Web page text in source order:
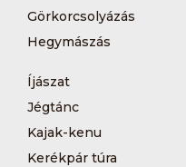
Görkorcsolyázás
Hegymászás
Íjászat
Jégtánc
Kajak-kenu
Kerékpár túra